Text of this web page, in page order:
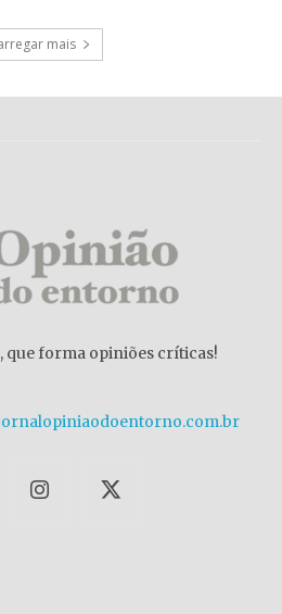
mais
que forma opiniões críticas!